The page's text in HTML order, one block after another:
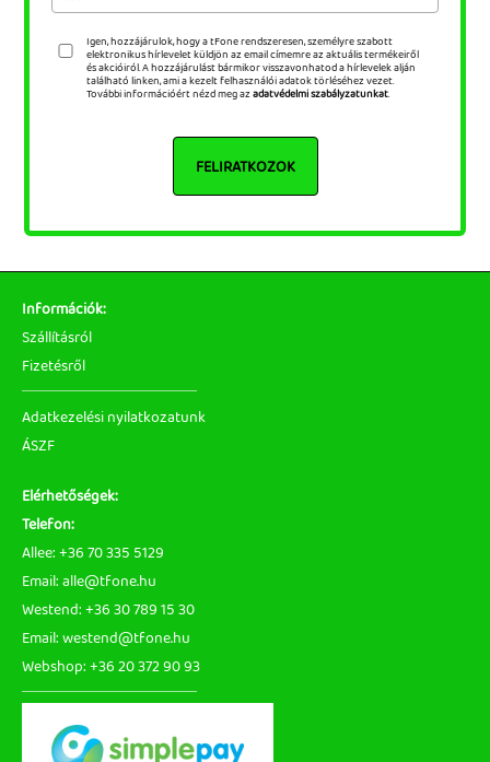
Igen, hozzájárulok, hogy a tFone rendszeresen, személyre szabott
elektronikus hírlevelet küldjön az email címemre az aktuális termékeiről
és akcióiról. A hozzájárulást bármikor visszavonhatod a hírlevelek alján
található linken, ami a kezelt felhasználói adatok törléséhez vezet.
További információért nézd meg azadatvédelmi szabályzatunkat.
FELIRATKOZOK
Információk:
Szállításról
Fizetésről
Adatkezelési nyilatkozatunk
ÁSZF
Elérhetőségek:
Telefon:
Allee: +36 70 335 5129
Email: alle@tfone.hu
Westend: +36 30 789 15 30
Email: westend@tfone.hu
Webshop: +36 20 372 90 93